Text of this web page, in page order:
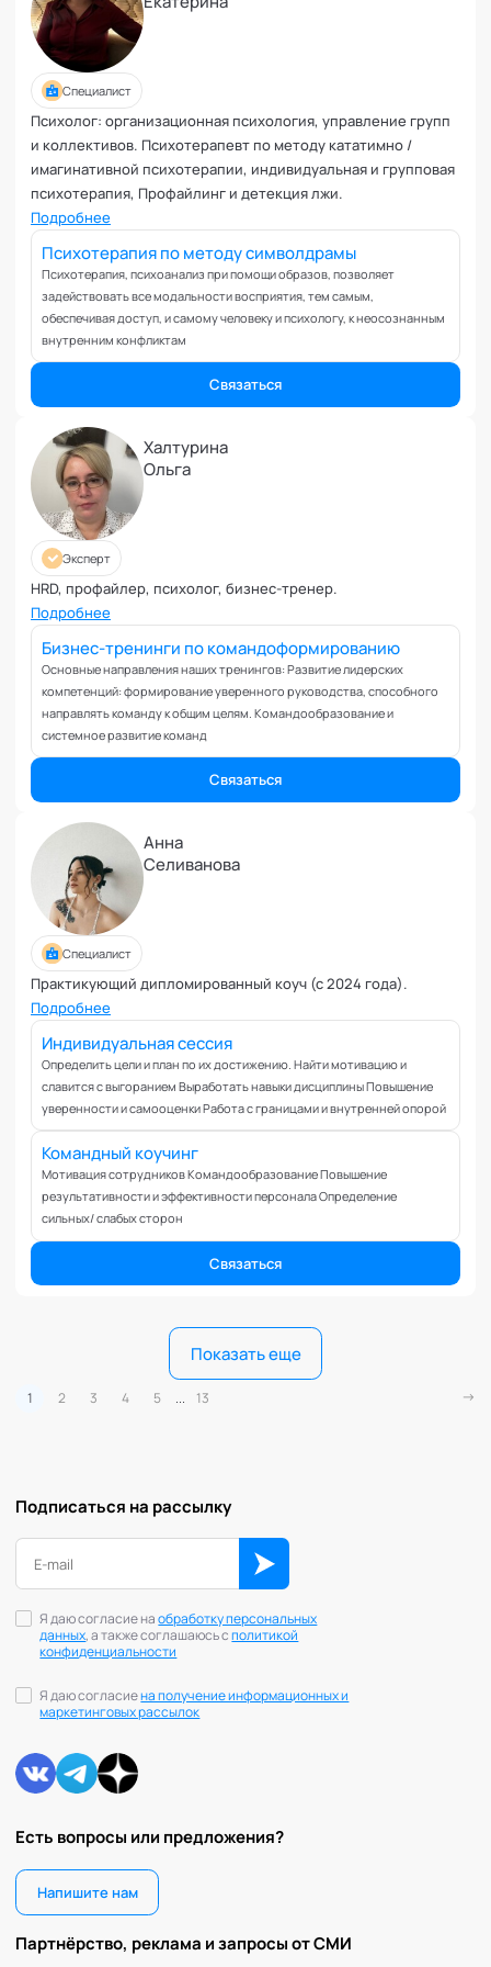
Фасилитация
Физические травмы и реабилитация
Фобии и страхи
Формирование команд
Целеполагание и планирование
Эмоциональные расстройства
Эмоциональный интеллект
Специалист
Психолог: организационная психология, управление групп
и коллективов. Психотерапевт по методу кататимно /
имагинативной психотерапии, индивидуальная и групповая
психотерапия, Профайлинг и детекция лжи.
Подробнее
Психотерапия по методу символдрамы
Психотерапия, психоанализ при помощи образов, позволяет
задействовать все модальности восприятия, тем самым,
обеспечивая доступ, и самому человеку и психологу, к неосознанным
внутренним конфликтам
Связаться
Халтурина
Ольга
Эксперт
HRD, профайлер, психолог, бизнес-тренер.
Подробнее
Бизнес-тренинги по командоформированию
Основные направления наших тренингов: Развитие лидерских
компетенций: формирование уверенного руководства, способного
направлять команду к общим целям. Командообразование и
системное развитие команд
Связаться
Анна
Селиванова
Специалист
Практикующий дипломированный коуч (с 2024 года).
Подробнее
Индивидуальная сессия
Определить цели и план по их достижению. Найти мотивацию и
славится с выгоранием Выработать навыки дисциплины Повышение
уверенности и самооценки Работа с границами и внутренней опорой
Командный коучинг
Мотивация сотрудников Командообразование Повышение
результативности и эффективности персонала Определение
сильных/ слабых сторон
Связаться
Показать еще
1 2 3 4 5 ... 13
Есть вопросы или предложения?
Напишите нам
Партнёрство, реклама и запросы от СМИ
Подписаться на рассылку
Я даю согласие наобработку персональных
данных, а также соглашаюсь сполитикой
конфиденциальности
Я даю согласиена получение информационных и
маркетинговых рассылок